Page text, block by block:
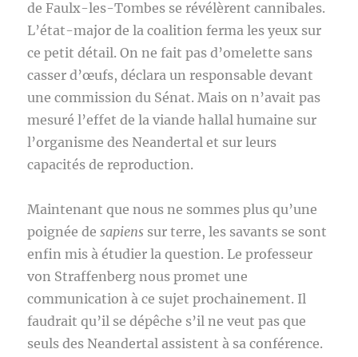
de Faulx-les-Tombes se révélèrent cannibales.
L’état-major de la coalition ferma les yeux sur
ce petit détail. On ne fait pas d’omelette sans
casser d’œufs, déclara un responsable devant
une commission du Sénat. Mais on n’avait pas
mesuré l’effet de la viande hallal humaine sur
l’organisme des Neandertal et sur leurs
capacités de reproduction.
Maintenant que nous ne sommes plus qu’une
poignée desapiens sur terre, les savants se sont
enfin mis à étudier la question. Le professeur
von Straffenberg nous promet une
communication à ce sujet prochainement. Il
faudrait qu’il se dépêche s’il ne veut pas que
seuls des Neandertal assistent à sa conférence.